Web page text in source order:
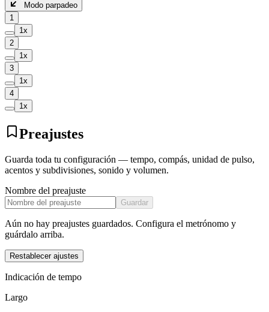
Modo parpadeo
1
1x
2
1x
3
1x
4
1x
Preajustes
Guarda toda tu configuración — tempo, compás, unidad de pulso,
acentos y subdivisiones, sonido y volumen.
Nombre del preajuste
Guardar
Aún no hay preajustes guardados. Configura el metrónomo y
guárdalo arriba.
Restablecer ajustes
Indicación de tempo
Largo